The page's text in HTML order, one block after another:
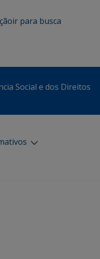
ir para busca
Social e dos Direitos